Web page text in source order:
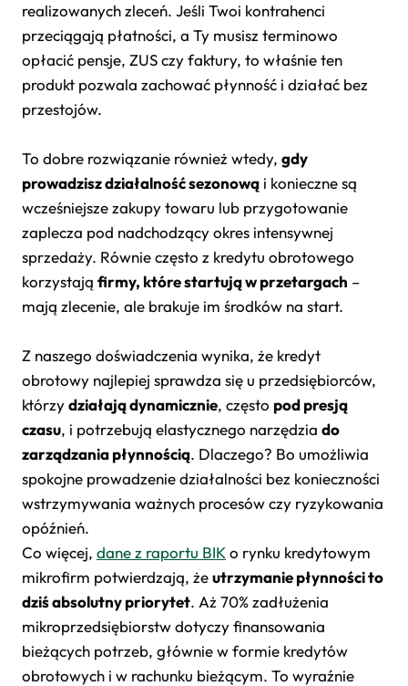
realizowanych zleceń. Jeśli Twoi kontrahenci
przeciągają płatności, a Ty musisz terminowo
opłacić pensje, ZUS czy faktury, to właśnie ten
produkt pozwala zachować płynność i działać bez
przestojów.
To dobre rozwiązanie również wtedy, gdy
prowadzisz działalność sezonową i konieczne są
wcześniejsze zakupy towaru lub przygotowanie
zaplecza pod nadchodzący okres intensywnej
sprzedaży. Równie często z kredytu obrotowego
korzystają firmy, które startują w przetargach –
mają zlecenie, ale brakuje im środków na start.
Z naszego doświadczenia wynika, że kredyt
obrotowy najlepiej sprawdza się u przedsiębiorców,
którzydziałają dynamicznie, często pod presją
czasu, i potrzebują elastycznego narzędzia do
zarządzania płynnością. Dlaczego? Bo umożliwia
spokojne prowadzenie działalności bez konieczności
wstrzymywania ważnych procesów czy ryzykowania
opóźnień.
Co więcej, dane z raportu BIKo rynku kredytowym
mikrofirm potwierdzają, żeutrzymanie płynności to
dziś absolutny priorytet. Aż 70% zadłużenia
mikroprzedsiębiorstw dotyczy finansowania
bieżących potrzeb, głównie w formie kredytów
obrotowych i w rachunku bieżącym. To wyraźnie